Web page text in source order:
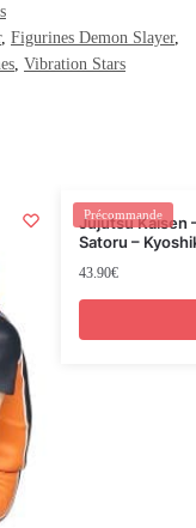
, Figurines Demon Slayer,
Vibration Stars
Précommande
Jujutsu Kaisen
Satoru –
43.90€